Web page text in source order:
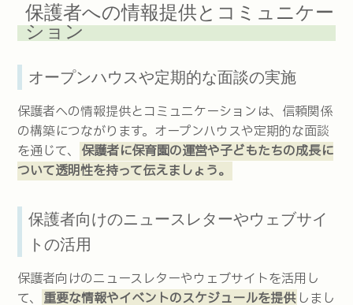
保護者への情報提供とコミュニケー
ション
オープンハウスや定期的な面談の実施
保護者への情報提供とコミュニケーションは、信頼関係
の構築につながります。オープンハウスや定期的な面談
を通じて、 保護者に保育園の運営や子どもたちの成長に
ついて透明性を持って伝えましょう。
保護者向けのニュースレターやウェブサイ
トの活用
保護者向けのニュースレターやウェブサイトを活用し
て、 重要な情報やイベントのスケジュールを提供 しまし